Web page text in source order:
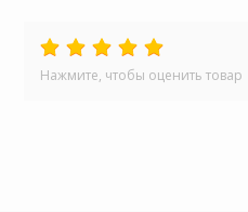
Нажмите, чтобы оценить товар